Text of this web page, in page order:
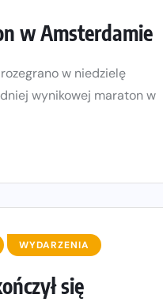
w Amsterdamie
w niedzielę
wynikowej maraton w
WYDARZENIA
się